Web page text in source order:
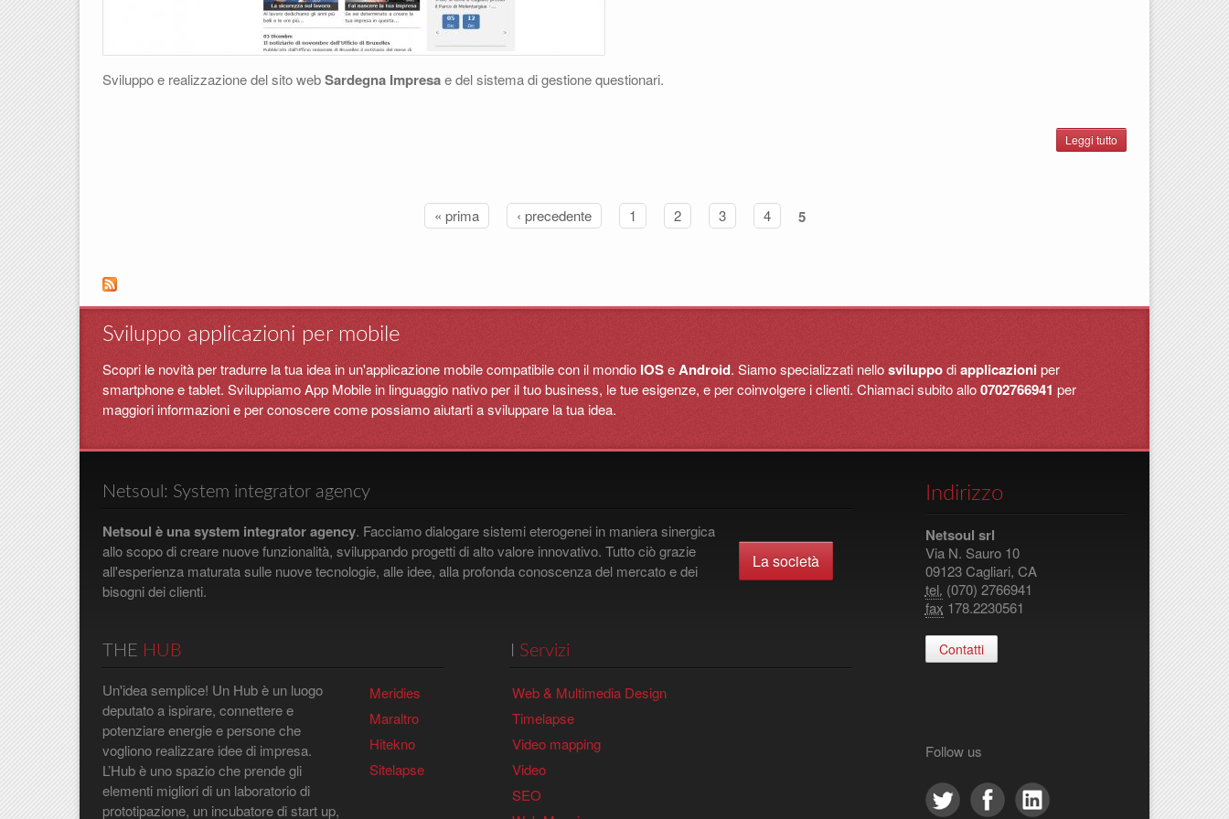
Sviluppo e realizzazione del sito webSardegna Impresae del sistema di gestione questionari.
Leggi tutto
Sardegna
« prima ‹ precedente 1 2 3 4 5
Sviluppo applicazioni per mobile
Scopri le novità per tradurre la tua idea in un'applicazione mobile compatibile con il mondio IOSeAndroid. Siamo specializzati nellosviluppodiapplicazioniper
smartphone e tablet. Sviluppiamo App Mobile in linguaggio nativo per il tuo business, le tue esigenze, e per coinvolgere i clienti. Chiamaci subito allo0702766941 per
maggiori informazioni e per conoscere come possiamo aiutarti a sviluppare la tua idea.
Netsoul: System integrator agency
Netsoul è una system integrator agency. Facciamo dialogare sistemi eterogenei in maniera sinergica
allo scopo di creare nuove funzionalità, sviluppando progetti di alto valore innovativo. Tutto ciò grazie
all'esperienza maturata sulle nuove tecnologie, alle idee, alla profonda conoscenza del mercato e dei
bisogni dei clienti.
La società
THE HUB
Un'idea semplice! Un Hub è un luogo
deputato a ispirare, connettere e
potenziare energie e persone che
vogliono realizzare idee di impresa.
L’Hub è uno spazio che prende gli
elementi migliori di un laboratorio di
prototipazione, un incubatore di start up,
Meridies
Maraltro
Hitekno
Sitelapse
Servizi
Web & Multimedia Design
Timelapse
Video mapping
Video
SEO
Indirizzo
Netsoul srl
Via N. Sauro 10
09123 Cagliari, CA
tel. (070) 2766941
fax 178.2230561
Contatti
Follow us